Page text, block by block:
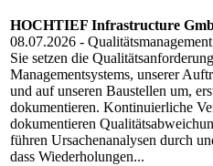
HOCHTIEF Infrastructure
08.07.2026 -
Sie setzen die
Managementsystems, unserer
und auf unseren Baustellen um,
dokumentieren. Kontinuierliche
dokumentieren
führen Ursachenanalysen durch
dass Wiederholungen...